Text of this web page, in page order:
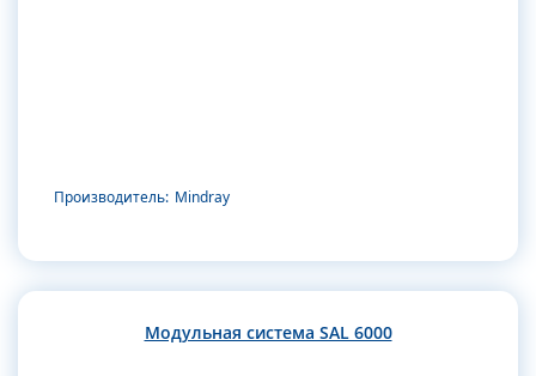
Производитель: Mindray
Модульная система SAL 6000